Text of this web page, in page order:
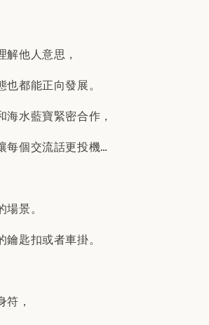
他人意思，
都能正向發展。
水藍寶緊密合作，
每個交流話更投機…
景。
匙扣或者車掛。
符，